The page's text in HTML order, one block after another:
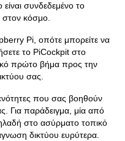
συνδεδεμένο το
κόσμο.
Pi, οπότε μπορείτε να
το PiCockpit στο
πρώτο βήμα προς την
σας.
που σας βοηθούν
Για παράδειγμα, μία από
στο ασύρματο τοπικό
δικτύου ευρύτερα.